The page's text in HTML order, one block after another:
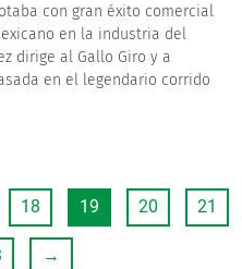
con gran éxito comercial
en la industria del
dirige al Gallo Giro y a
en el legendario corrido
18 19 20 21
→